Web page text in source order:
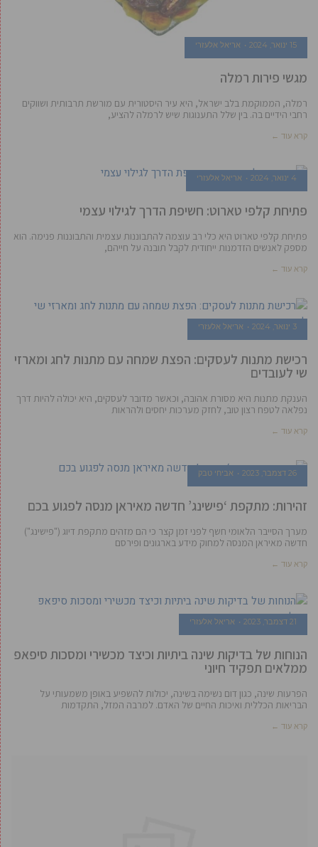
15 ינואר, 2024 אריאל אלעזרי
מגשי פירות רמלה
רמלה, הממוקמת בלב ישראל, היא עיר היסטורית עם מורשת תרבותית ושווקים
רחבי הידיים בה. בין שלל התענוגות שיש לרמלה להציע,
קרא עוד ←
4 ינואר, 2024 אריאל אלעזרי
פתיחת קלפי טארוט: חשיפת הדרך לגילוי עצמי
פתיחת קלפי טארוט היא כלי רב עוצמה להתבוננות עצמית והתבוננות פנימה. הוא
מספק לאנשים הזדמנות ייחודית לקבל תובנה על חייהם,
קרא עוד ←
3 ינואר, 2024 אריאל אלעזרי
רכישת מתנות לעסקים: הפצת שמחה עם מתנות לחג ומארזי
שי לעובדים
הענקת מתנות היא מסורת אהובה, וכאשר מדובר לעסקים, היא יכולה להיות דרך
נפלאה לטפח רצון טוב, לחזק מערכות יחסים ולהראות
קרא עוד ←
26 דצמבר, 2023 אביחי טבק
זהירות: מתקפת ‘פישינג’ חדשה מאיראן מנסה לפגוע בכם
מערך הסייבר הלאומי חשף לפני זמן קצר כי הם מזהים מתקפת דיוג ("פישינג")
חדשה מאיראן המנסה למחוק מידע בארגונים ופירסם
קרא עוד ←
21 דצמבר, 2023 אריאל אלעזרי
הנוחות של בדיקות שינה ביתיות וכיצד מכשירי ומסכות סיפאפ
ממלאים תפקיד חיוני
הפרעות שינה, כגון דום נשימה בשינה, יכולות להשפיע באופן משמעותי על
הבריאות הכללית ואיכות החיים של האדם. למרבה המזל, התקדמות
קרא עוד ←